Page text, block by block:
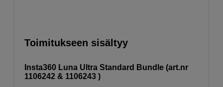
Toimitukseen sisältyy
Insta360 Luna Ultra Standard Bundle (art.nr
1106242 & 1106243 )